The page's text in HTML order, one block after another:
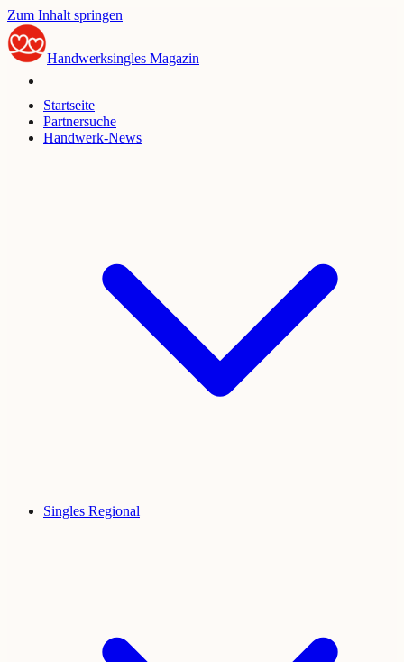
Zum Inhalt springen
Handwerksingles Magazin
Startseite
Partnersuche
Handwerk-News
Singles Regional